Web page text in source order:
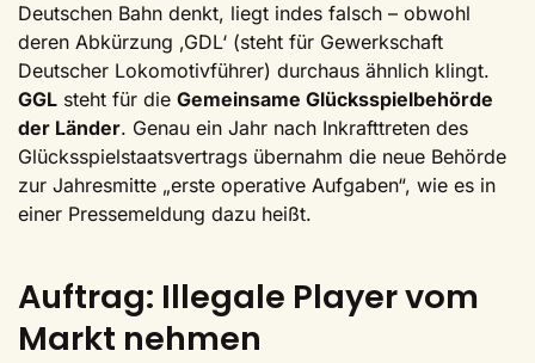
Deutschen Bahn denkt, liegt indes falsch – obwohl
deren Abkürzung ‚GDL‘ (steht für Gewerkschaft
Deutscher Lokomotivführer) durchaus ähnlich klingt.
GGL steht für die Gemeinsame Glücksspielbehörde
der Länder. Genau ein Jahr nach Inkrafttreten des
Glücksspielstaatsvertrags übernahm die neue Behörde
zur Jahresmitte „erste operative Aufgaben“, wie es in
einer Pressemeldung dazu heißt.
Auftrag: Illegale Player vom
Markt nehmen